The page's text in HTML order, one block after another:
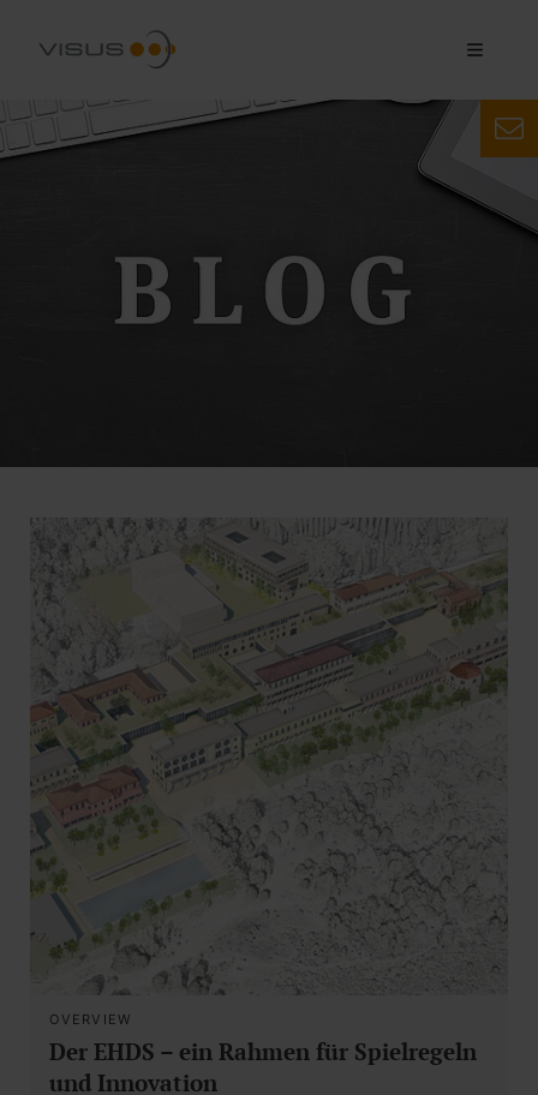
OVERVIEW
Der EHDS – ein Rahmen für Spielregeln
und Innovation